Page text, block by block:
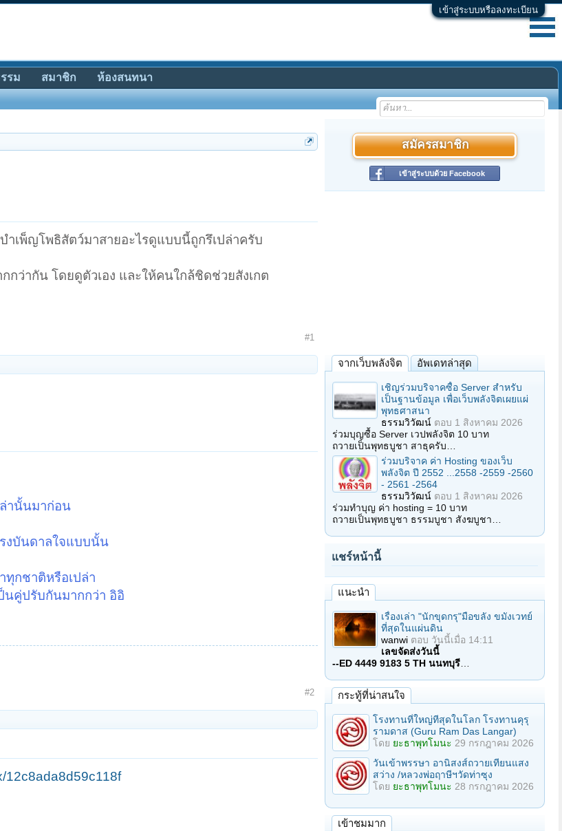
เข้าสู่ระบบหรือลงทะเบียน
ำเพ็ญโพธิสัตว์มาสายอะไรดูแบบนี้ถูกรึเปล่าครับ
กว่ากัน โดยดูตัวเอง และให้คนใกล้ชิดช่วยสังเกต
#1
ล่านั้นมาก่อน
งบันดาลใจแบบนั้น
ทุกชาติหรือเปล่า
นคู่ปรับกันมากกว่า อิอิ
#2
12c8ada8d59c118f
สมัครสมาชิก
เข้าสู่ระบบด้วย Facebook
จากเว็บพลังจิต อัพเดทล่าสุด
เชิญร่วมบริจาคซื้อ Server สำหรับ
เป็นฐานข้อมูล เพื่อเว็บพลังจิตเผยแผ่
พุทธศาสนา
ธรรมวิวัฒน์ ตอบ 1 สิงหาคม 2026
ร่วมบุญซื้อ Server เวปพลังจิต 10 บาท
ถวายเป็นพุทธบูชา สาธุครับ…
ร่วมบริจาค ค่า Hosting ของเว็บ
พลังจิต ปี 2552 ...2558 -2559 -2560
- 2561 -2564
ธรรมวิวัฒน์ ตอบ 1 สิงหาคม 2026
ร่วมทำบุญ ค่า hosting = 10 บาท
ถวายเป็นพุทธบูชา ธรรมบูชา สังฆบูชา…
แชร์หน้านี้
แนะนำ
เรื่องเล่า "นักขุดกรุ"มือขลัง ขมังเวทย์
ที่สุดในแผ่นดิน
wanwi ตอบ วันนี้เมื่อ 14:11
เลขจัดส่งวันนี้
--ED 4449 9183 5 TH นนทบุรี
กระทู้ที่น่าสนใจ
โรงทานที่ใหญ่ทีสุดในโลก โรงทานคุรุ
รามดาส (Guru Ram Das Langar)
โดย ยะธาพุทโมนะ 29 กรกฎาคม 2026
วันเข้าพรรษา อานิสงส์ถวายเทียนแสง
สว่าง /หลวงพ่อฤาษีฯวัดท่าซุง
โดย ยะธาพุทโมนะ 28 กรกฎาคม 2026
เข้าชมมาก
รรม สมาชิก ห้องสนทนา